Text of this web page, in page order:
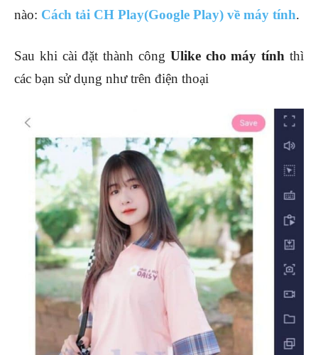
nào: Cách tải CH Play(Google Play) về máy tính.
Sau khi cài đặt thành công Ulike cho máy tính thì
các bạn sử dụng như trên điện thoại